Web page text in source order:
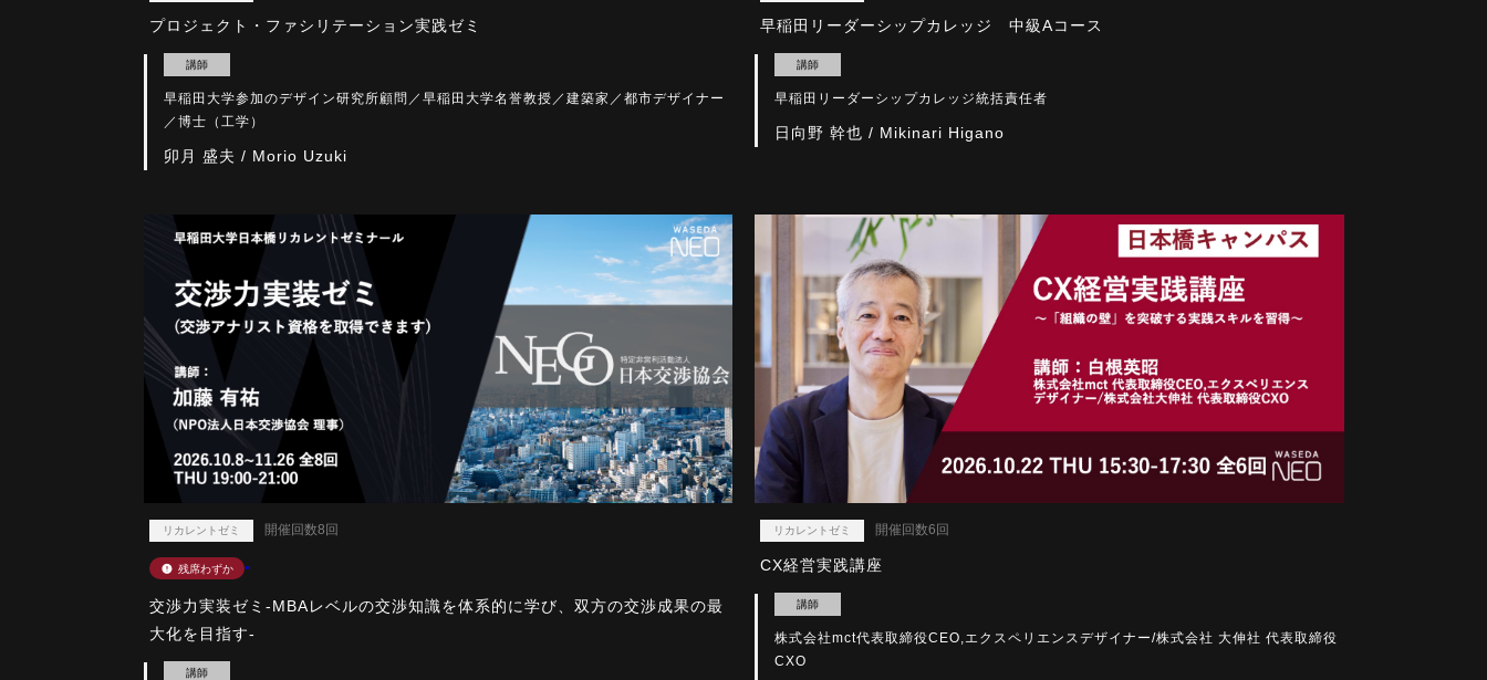
プロジェクト・ファシリテーション実践ゼミ
講師
早稲田大学参加のデザイン研究所顧問／早稲田大学名誉教授／建築家／都市デザイナー
／博士（工学）
卯月 盛夫 / Morio Uzuki
早稲田リーダーシップカレッジ 中級Aコース
講師
早稲田リーダーシップカレッジ統括責任者
日向野 幹也 / Mikinari Higano
リカレントゼミ 開催回数8回
"
交渉力実装ゼミ-MBAレベルの交渉知識を体系的に学び、双方の交渉成果の最
大化を目指す-
講師
リカレントゼミ 開催回数6回
CX経営実践講座
講師
株式会社mct代表取締役CEO,エクスペリエンスデザイナー/株式会社 大伸社 代表取締役
CXO